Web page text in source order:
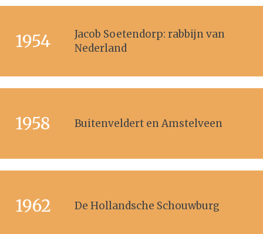
1954
Jacob Soetendorp: rabbijn van
Nederland
1958 Buitenveldert en Amstelveen
1962 De Hollandsche Schouwburg